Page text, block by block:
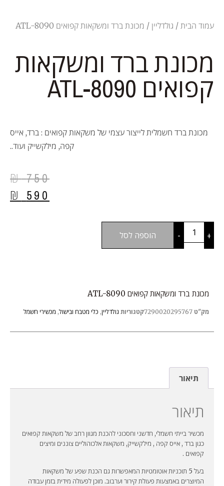
עמוד הבית / גולדליין / מכונת ברד ומשקאות קפואים ATL-8090
מכונת ברד ומשקאות
קפואים ATL-8090
מכונת ברד חשמלית לייצור עצמי של משקאות קפואים : ברד, אייס
קפה, מילקשייק ועוד..
750
₪
590
₪
+
- הוספה לסל
מכונת ברד ומשקאות קפואים ATL-8090
מק"ט 7290020295767קטגוריות גולדליין, כלי מטבח ובישול, מכשירי חשמל
תיאור
תיאור
מכשיר בייתי חשמלי, חדשני וחסכוני להכנת מגוון רחב של משקאות קפואים
כגון ברד , אייס קפה , מילקשייק, משקאות אלכוהוליים צוננים ומיצים
קפואים .
בעל 5 תוכניות אוטומטיות המאפשרות גם הכנת שפע של משקאות
המיוצרים באמצעות פעולת קירור וערבוב. מוכן לפעולה מידית בזמן עבודה